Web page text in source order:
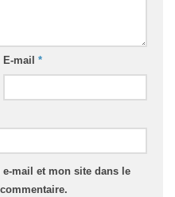
E-mail *
mail et mon site dans le